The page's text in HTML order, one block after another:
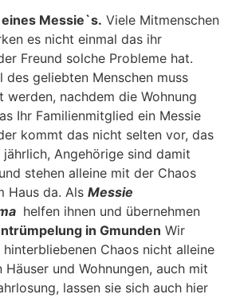
Messie`s. Viele Mitmenschen
es nicht einmal das ihr
Freund solche Probleme hat.
des geliebten Menschen muss
nachdem die Wohnung
Ihr Familienmitglied ein Messie
kommt das nicht selten vor, das
Angehörige sind damit
stehen alleine mit der Chaos
Haus da. Als Messie
helfen ihnen und übernehmen
in Gmunden Wir
Chaos nicht alleine
Häuser und Wohnungen, auch mit
lassen sie sich auch hier